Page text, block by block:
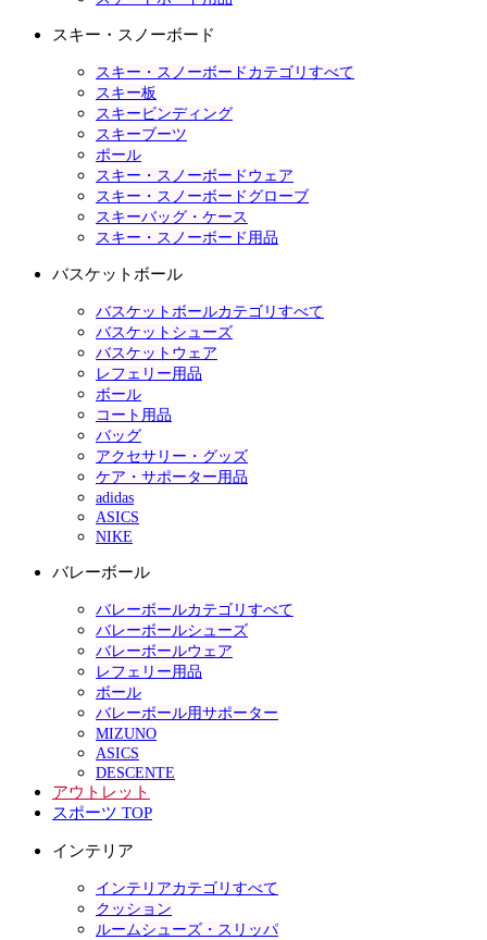
スキー・スノーボード
スキー・スノーボードカテゴリすべて
スキー板
スキービンディング
スキーブーツ
ポール
スキー・スノーボードウェア
スキー・スノーボードグローブ
スキーバッグ・ケース
スキー・スノーボード用品
バスケットボール
バスケットボールカテゴリすべて
バスケットシューズ
バスケットウェア
レフェリー用品
ボール
コート用品
バッグ
アクセサリー・グッズ
ケア・サポーター用品
adidas
ASICS
NIKE
バレーボール
バレーボールカテゴリすべて
バレーボールシューズ
バレーボールウェア
レフェリー用品
ボール
バレーボール用サポーター
MIZUNO
ASICS
DESCENTE
アウトレット
スポーツ TOP
インテリア
インテリアカテゴリすべて
クッション
ルームシューズ・スリッパ